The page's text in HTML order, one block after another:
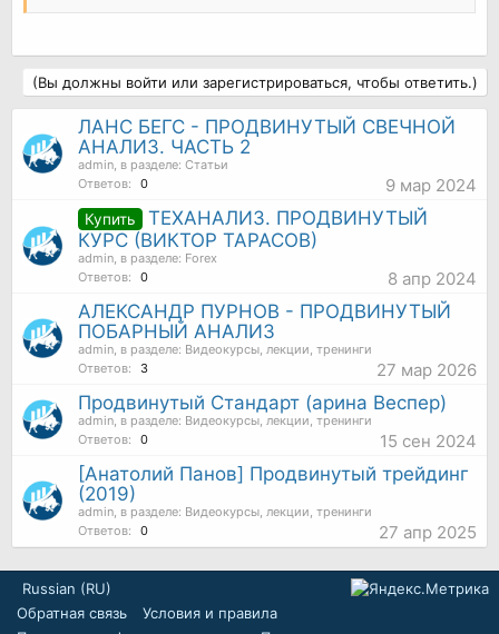
(Вы должны войти или зарегистрироваться, чтобы ответить.)
ЛАНС БЕГС - ПРОДВИНУТЫЙ СВЕЧНОЙ
АНАЛИЗ. ЧАСТЬ 2
admin , в разделе: Статьи
Ответов:
0 9 мар 2024
Купить
ТЕХАНАЛИЗ. ПРОДВИНУТЫЙ
КУРС (ВИКТОР ТАРАСОВ)
admin , в разделе: Forex
Ответов:
0 8 апр 2024
АЛЕКСАНДР ПУРНОВ - ПРОДВИНУТЫЙ
ПОБАРНЫЙ АНАЛИЗ
admin , в разделе: Видеокурсы, лекции, тренинги
Ответов:
3 27 мар 2026
Продвинутый Стандарт (арина Веспер)
admin , в разделе: Видеокурсы, лекции, тренинги
Ответов:
0 15 сен 2024
[Анатолий Панов] Продвинутый трейдинг
(2019)
admin , в разделе: Видеокурсы, лекции, тренинги
Ответов:
0 27 апр 2025
Russian (RU)
Обратная связь
Условия и правила